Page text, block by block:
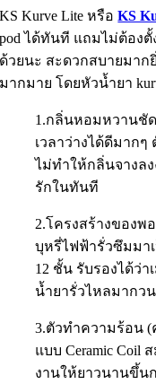
KS Kurve Lite หรือKS
pod ได้ทันที แถมไม่ต้อง
ด้วยนะ สะดวกสบายมาก
มากมาย โดยหัวน้ำยา
1.กลิ่นหอมหวานชั
เวลาว่างได้ดีมาก
ไม่ทำให้กลิ่นจางล
รักในทันที
2.โครงสร้างของพ
บุหรี่ไฟฟ้ารั่วซึมมา
12 ชั้น รับรองได้ว่
น้ำยารั่วไหลมากว
3.ตัวทำความร้อน (
แบบ Ceramic Coil
งานให้ยาวนานขึ้น